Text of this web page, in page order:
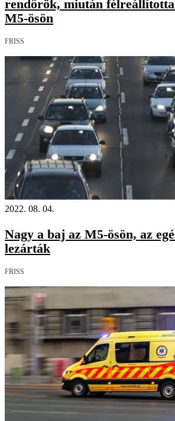
rendőrök, miután
M5-ösön
FRISS
2022. 08. 04.
Nagy a baj az M5-ösön, az
lezárták
FRISS